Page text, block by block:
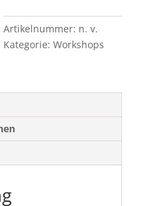
Artikelnummer: n. v.
Kategorie:Workshops